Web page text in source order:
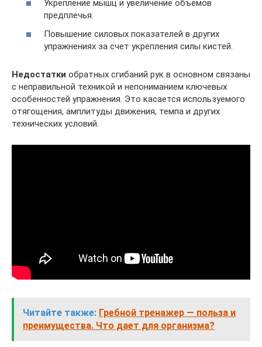
Укрепление мышц и увеличение объемов
предплечья.
Повышение силовых показателей в других
упражнениях за счет укрепления силы кистей.
Недостатки обратных сгибаний рук в основном связаны
с неправильной техникой и непониманием ключевых
особенностей упражнения. Это касается используемого
отягощения, амплитуды движения, темпа и других
технических условий.
Читайте также: Гребной тренажер — польза и
преимущества. Что дает для организма?